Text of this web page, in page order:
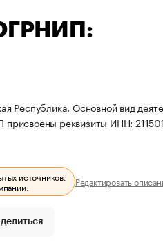
Республика. Основной вид
присвоены реквизиты ИНН:
источников.
Редактировать